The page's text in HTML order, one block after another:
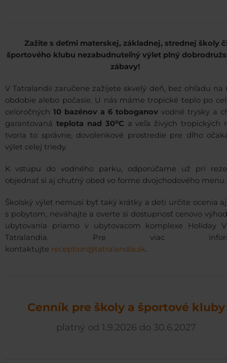
Zažite s deťmi materskej, základnej, strednej školy
športového klubu nezabudnuteľný výlet plný
zábavy!
V Tatralandii zaručene zažijete skvelý deň, bez ohľadu na
obdobie alebo počasie. U nás máme tropické teplo po
celoročných 10 bazénov a 6 toboganov vodné trysky a
garantovaná teplota nad 30oC a veľa živých tropických
tvoria to správne, dovolenkové prostredie pre dlho
výlet celej triedy.
K vstupu do vodného parku, odporúčame už pri
objednať si aj chutný obed vo forme dvojchodového
Školský výlet nemusí byť taký krátky a deti určite ocenia
s pobytom, neváhajte a overte si dostupnosť cenovo
ubytovania priamo v ubytovacom komplexe Holiday
Tatralandia. Pre viac
kontaktujte reception@tatralandia.sk.
Cenník pre školy a športové kluby
platný od 1.9.2026 do 30.6.2027